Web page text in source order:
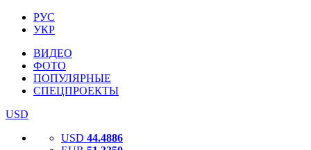
РУС
УКР
ВИДЕО
ФОТО
ПОПУЛЯРНЫЕ
СПЕЦПРОЕКТЫ
USD
USD 44.4886